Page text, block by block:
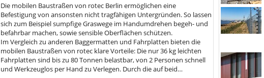
Die mobilen Baustraßen von rotec Berlin ermöglichen eine
Befestigung von ansonsten nicht tragfähigen Untergründen. So lassen
sich zum Beispiel sumpfige Graswege im Handumdrehen begeh- und
befahrbar machen, sowie sensible Oberflächen schützen.
Im Vergleich zu anderen Baggermatten und Fahrplatten bieten die
mobilen Baustraßen von rotec klare Vorteile: Die nur 36 kg leichten
Fahrplatten sind bis zu 80 Tonnen belastbar, von 2 Personen schnell
und Werkzeuglos per Hand zu Verlegen. Durch die auf beid…